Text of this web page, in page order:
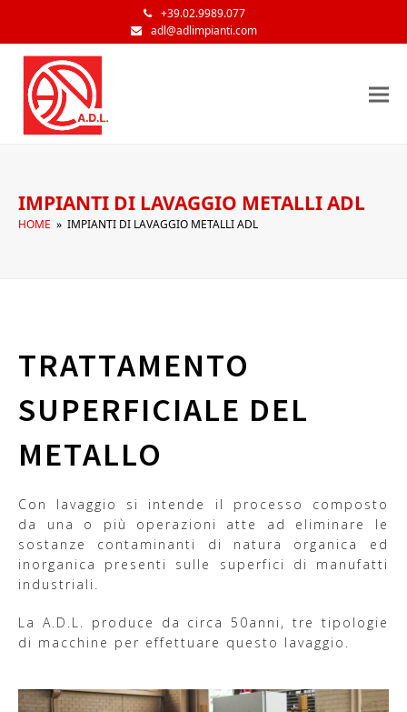
+39.02.9989.077
adl@adlimpianti.com
IMPIANTI DI LAVAGGIO METALLI ADL
HOME » IMPIANTI DI LAVAGGIO METALLI ADL
TRATTAMENTO
SUPERFICIALE DEL
METALLO
Con lavaggio si intende il processo composto
da una o più operazioni atte ad eliminare le
sostanze contaminanti di natura organica ed
inorganica presenti sulle superfici di manufatti
industriali.
La A.D.L. produce da circa 50anni, tre tipologie
di macchine per effettuare questo lavaggio.